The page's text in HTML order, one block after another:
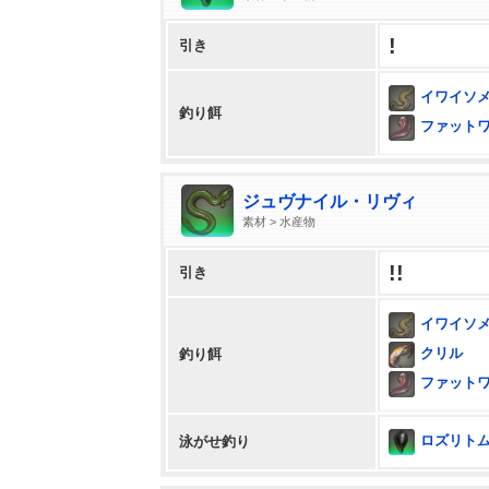
引き !
釣り餌
イワイソメ
ファット
ジュヴナイル・リヴィ
素材 > 水産物
引き !!
釣り餌
イワイソメ
クリル
ファット
泳がせ釣り ロズリト